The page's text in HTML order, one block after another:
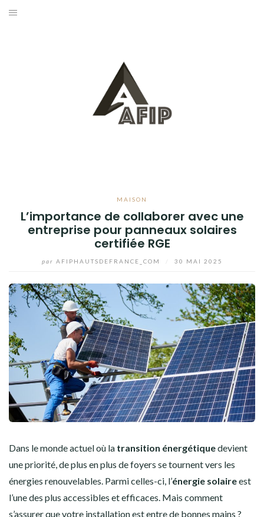
Aller
MAISON
L’importance de collaborer avec une
entreprise pour panneaux solaires
certifiée RGE
par AFIPHAUTSDEFRANCE_COM 30 MAI 2025
Dans le monde actuel où la transition énergétiquedevient
une priorité, de plus en plus de foyers se tournent vers les
énergies renouvelables. Parmi celles-ci, l’énergie solaireest
l’une des plus accessibles et efficaces. Mais comment
s’assurer que votre installation est entre de bonnes mains ?